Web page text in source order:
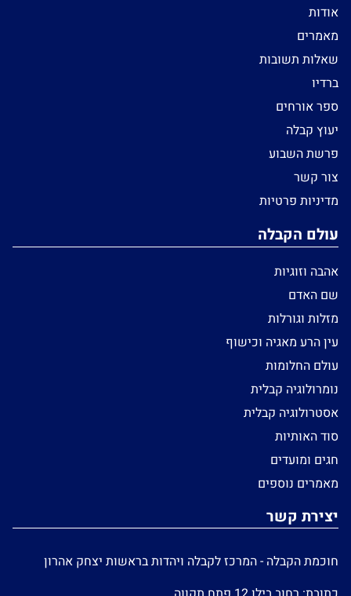
אודות
מאמרים
שאלות תשובות
ברדיו
ספר אורחים
יעוץ קבלה
פרשת השבוע
צור קשר
מדיניות פרטיות
עולם הקבלה
אהבה וזוגיות
שם האדם
מזלות וגורלות
עין הרע מאגיה וכישוף
עולם החלומות
נומרולוגיה קבלית
אסטרולוגיה קבלית
סוד האותיות
חגים ומועדים
מאמרים נוספים
יצירת קשר
חוכמת הקבלה - המרכז לקבלה ויהדות בראשות יצחק אהרון